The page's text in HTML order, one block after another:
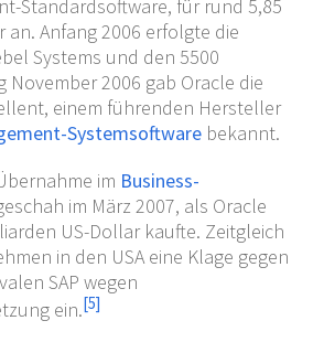
Standardsoftware, für rund 5,85
an. Anfang 2006 erfolgte die
Systems und den 5500
November 2006 gab Oracle die
einem führenden Hersteller
Systemsoftware bekannt.
im Business-
im März 2007, als Oracle
US-Dollar kaufte. Zeitgleich
in den USA eine Klage gegen
SAP wegen
ein.[5]